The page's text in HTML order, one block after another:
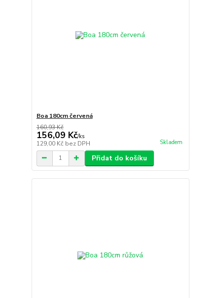
Boa 180cm červená
160,93 Kč
156,09 Kč/ks
129,00 Kč bez DPH Skladem
Přidat do košíku